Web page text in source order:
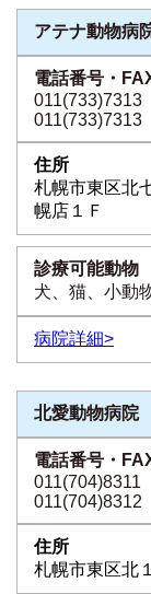
アテナ動物病
011(733)7313
011(733)7313
札幌市東区北
幌店１Ｆ
犬、猫、小動
病院詳細>
北愛動物病院
011(704)8311
011(704)8312
札幌市東区北